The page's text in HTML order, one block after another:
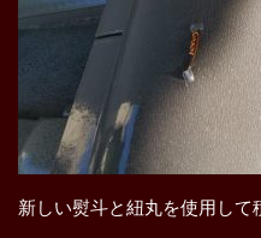
新しい熨斗と紐丸を使用して